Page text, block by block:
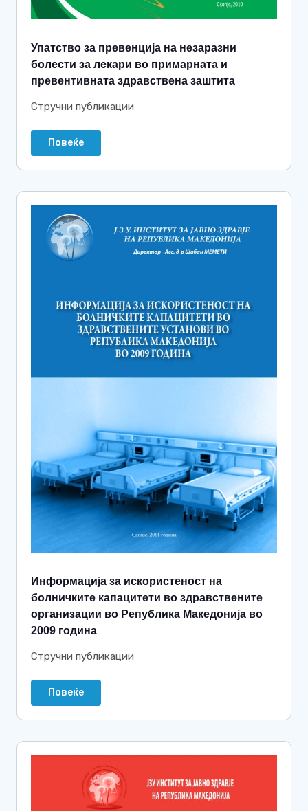
Упатство за превенција на незаразни
болести за лекари во примарната и
превентивната здравствена заштита
Стручни публикации
Повеќе
Информација за искористеност на
болничките капацитети во здравствените
организации во Република Македонија во
2009 година
Стручни публикации
Повеќе